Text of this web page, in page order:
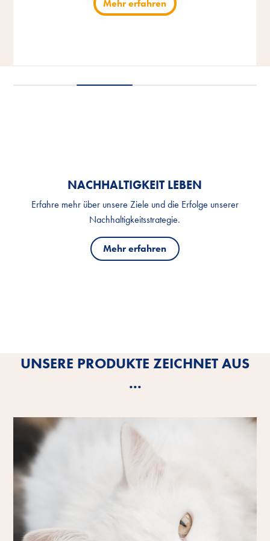
Mehr erfahren
NACHHALTIGKEIT LEBEN
Erfahre mehr über unsere Ziele und die Erfolge unserer
Nachhaltigkeitsstrategie.
Mehr erfahren
UNSERE PRODUKTE ZEICHNET AUS
...